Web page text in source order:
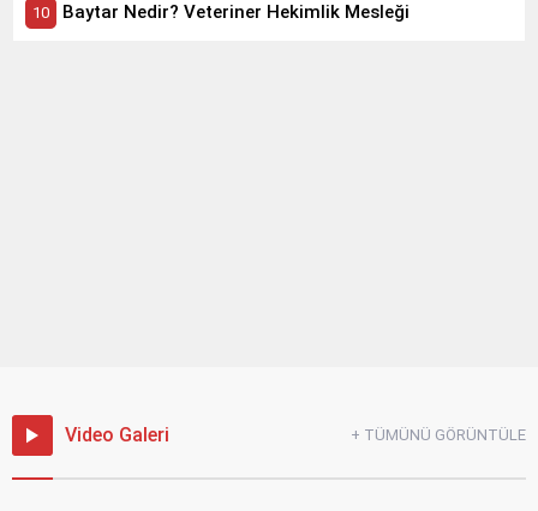
Baytar Nedir? Veteriner Hekimlik Mesleği
Video Galeri + TÜMÜNÜ GÖRÜNTÜLE